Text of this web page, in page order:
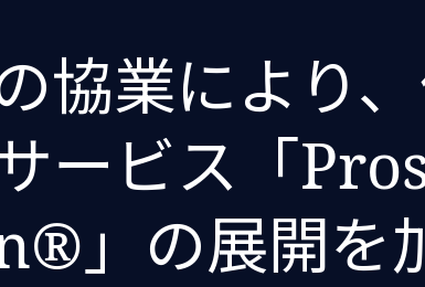
協業により
ービス「
」の展開を